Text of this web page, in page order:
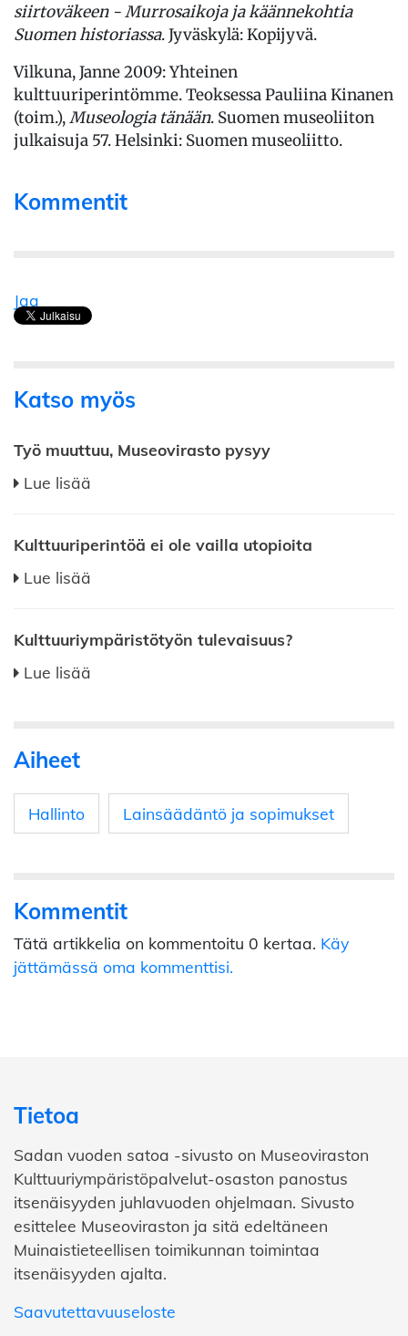
siirtoväkeen - Murrosaikoja ja käännekohtia
Suomen historiassa. Jyväskylä: Kopijyvä.
Vilkuna, Janne 2009: Yhteinen
kulttuuriperintömme. Teoksessa Pauliina Kinanen
(toim.),Museologia tänään. Suomen museoliiton
julkaisuja 57. Helsinki: Suomen museoliitto.
Kommentit
Jaa
Katso myös
Työ muuttuu, Museovirasto pysyy
Lue lisää
Kulttuuriperintöä ei ole vailla utopioita
Lue lisää
Kulttuuriympäristötyön tulevaisuus?
Lue lisää
Aiheet
Hallinto Lainsäädäntö ja sopimukset
Kommentit
Tätä artikkelia on kommentoitu 0 kertaa. Käy
jättämässä oma kommenttisi.
Tietoa
Sadan vuoden satoa -sivusto on Museoviraston
Kulttuuriympäristöpalvelut-osaston panostus
itsenäisyyden juhlavuoden ohjelmaan. Sivusto
esittelee Museoviraston ja sitä edeltäneen
Muinaistieteellisen toimikunnan toimintaa
itsenäisyyden ajalta.
Saavutettavuuseloste